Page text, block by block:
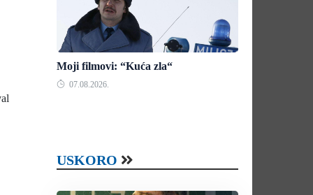
Moji filmovi: “Kuća zla“
07.08.2026.
USKORO